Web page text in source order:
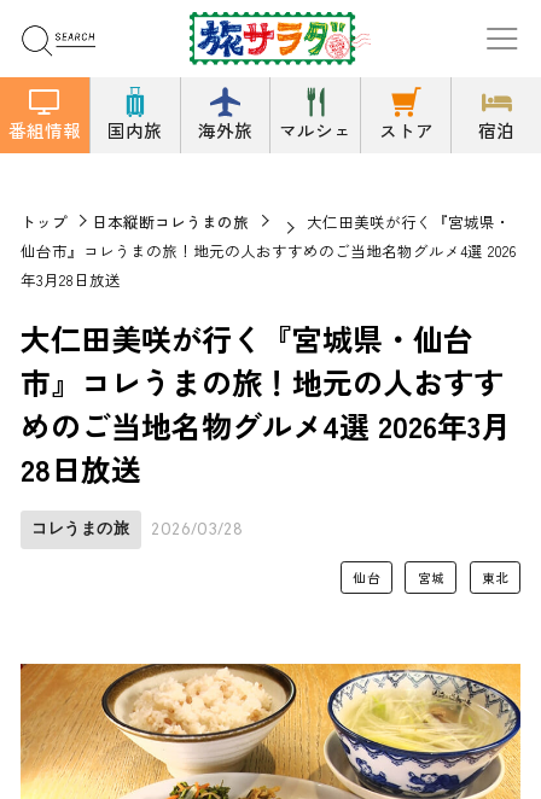
番組情報 国内旅 海外旅 マルシェ ストア 宿泊
トップ 日本縦断コレうまの旅
大仁田美咲が行く『宮城県・
仙台市』コレうまの旅！地元の人おすすめのご当地名物グルメ4選 2026
年3月28日放送
大仁田美咲が行く『宮城県・仙台
市』コレうまの旅！地元の人おすす
めのご当地名物グルメ4選 2026年3月
28日放送
コレうまの旅 2026/03/28
仙台 宮城 東北